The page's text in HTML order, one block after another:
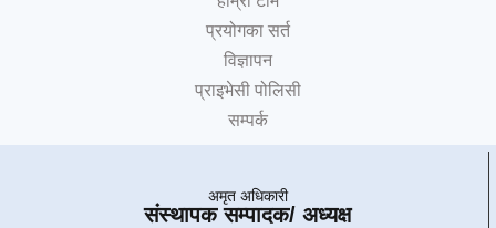
प्रयोगका सर्त
विज्ञापन
प्राइभेसी पोलिसी
सम्पर्क
अमृत ​​अधिकारी
संस्थापक सम्पादक/ अध्यक्ष